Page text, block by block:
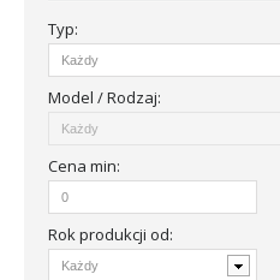
Typ:
Model / Rodzaj:
Cena min:
Rok produkcji od: